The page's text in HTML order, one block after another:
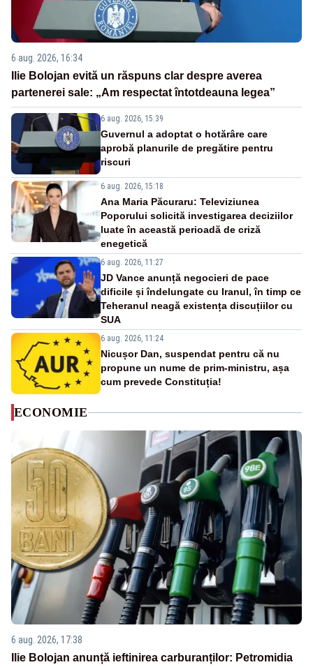
6 aug. 2026, 16:34
Ilie Bolojan evită un răspuns clar despre averea
partenerei sale: „Am respectat întotdeauna legea”
6 aug. 2026, 15:39
Guvernul a adoptat o hotărâre care
aprobă planurile de pregătire pentru
riscuri
6 aug. 2026, 15:18
Ana Maria Păcuraru: Televiziunea
Poporului solicită investigarea deciziilor
luate în această perioadă de criză
enegetică
6 aug. 2026, 11:27
JD Vance anunță negocieri de pace
dificile și îndelungate cu Iranul, în timp ce
Teheranul neagă existența discuțiilor cu
SUA
6 aug. 2026, 11:24
Nicușor Dan, suspendat pentru că nu
propune un nume de prim-ministru, așa
cum prevede Constituția!
ECONOMIE
6 aug. 2026, 17:38
Ilie Bolojan anunță ieftinirea carburanților: Petromidia